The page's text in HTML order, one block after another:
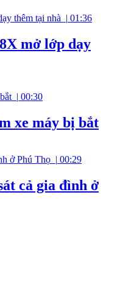
| 01:36
mở lớp dạy
| 00:30
xe máy bị bắt
| 00:29
cả gia đình ở